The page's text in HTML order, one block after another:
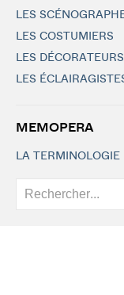
LES
LES COSTUMIERS
LES DÉCORATEURS
LES
MEMOPERA
LA TERMINOLOGIE